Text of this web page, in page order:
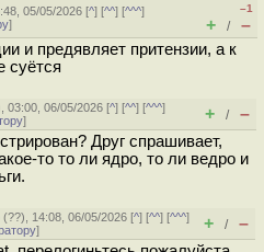
05/05/2026 [^] [^^] [^^^]
]
–1
+ / –
и предявляет притензии, а к
суётся
03:00, 06/05/2026 [^] [^^] [^^^]
] + / –
Друг спрашивает,
то то ли ядро, то ли ведро и
(??), 14:08, 06/05/2026 [^] [^^] [^^^]
] + / –